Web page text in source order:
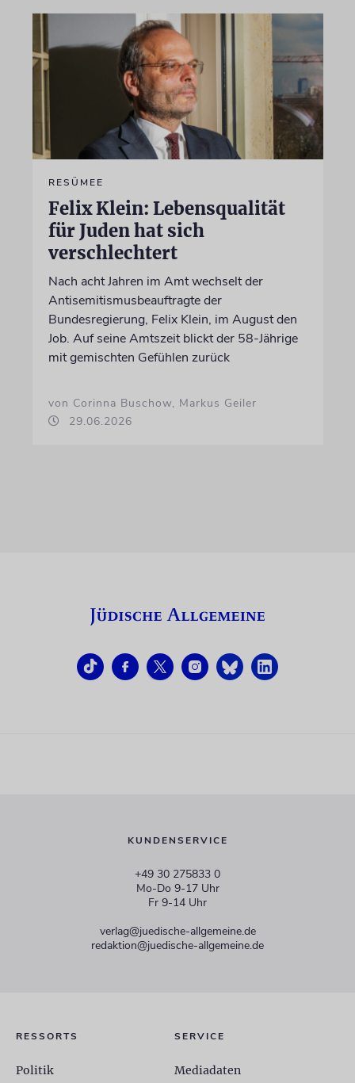
RESÜMEE
Felix Klein: Lebensqualität
für Juden hat sich
verschlechtert
Nach acht Jahren im Amt wechselt der
Antisemitismusbeauftragte der
Bundesregierung, Felix Klein, im August den
Job. Auf seine Amtszeit blickt der 58-Jährige
mit gemischten Gefühlen zurück
von Corinna Buschow, Markus Geiler
29.06.2026
KUNDENSERVICE
+49 30 275833 0
Mo-Do 9-17 Uhr
Fr 9-14 Uhr
verlag@juedische-allgemeine.de
redaktion@juedische-allgemeine.de
RESSORTS
Politik
SERVICE
Mediadaten